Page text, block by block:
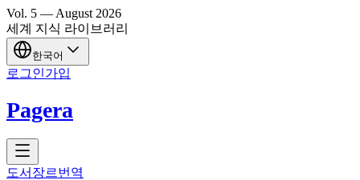
Vol. 5 — August 2026
세계 지식 라이브러리
한국어
로그인가입
Pagera
도서 장르번역